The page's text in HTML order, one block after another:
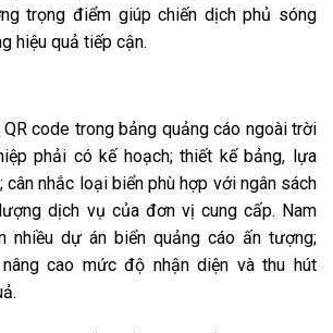
trọng điểm giúp chiến dịch phủ sóng
hiệu quả tiếp cận.
code trong bảng quảng cáo ngoài trời
phải có kế hoạch; thiết kế bảng, lựa
cân nhắc loại biển phù hợp với ngân sách
dịch vụ của đơn vị cung cấp. Nam
nhiều dự án biển quảng cáo ấn tượng;
cao mức độ nhận diện và thu hút